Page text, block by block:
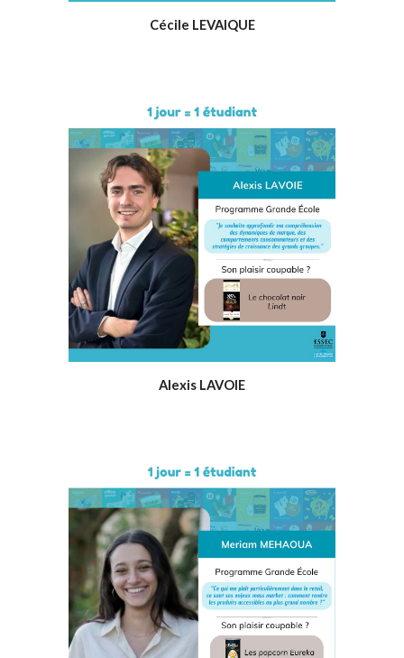
Cécile LEVAIQUE
Alexis LAVOIE